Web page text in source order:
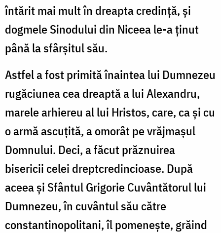
întărit mai mult în dreapta credință, și
dogmele Sinodului din Niceea le-a ținut
până la sfârșitul său.
Astfel a fost primită înaintea lui Dumnezeu
rugăciunea cea dreaptă a lui Alexandru,
marele arhiereu al lui Hristos, care, ca și cu
o armă ascuțită, a omorât pe vrăjmașul
Domnului. Deci, a făcut prăznuirea
bisericii celei dreptcredincioase. După
aceea și Sfântul Grigorie Cuvântătorul lui
Dumnezeu, în cuvântul său către
constantinopolitani, îl pomenește, grăind